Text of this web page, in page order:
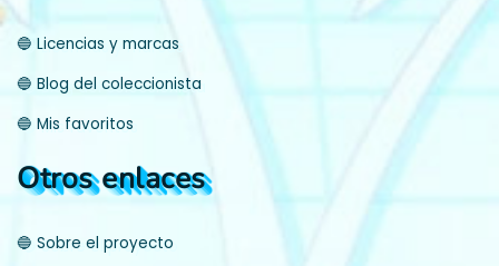
🔵 Licencias y marcas
🔵 Blog del coleccionista
🔵 Mis favoritos
Otros enlaces
🔵 Sobre el proyecto